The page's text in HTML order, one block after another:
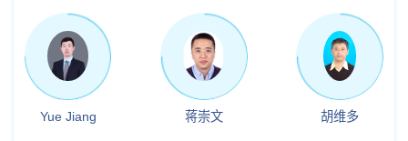
Yue Jiang 蒋崇文 胡维多